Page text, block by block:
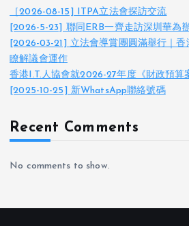
［2026-08-15] ITPA立法會探訪交流
[2026-5-23] 聯同ERB一齊走訪深圳華為
[2026-03-21] 立法會導賞團圓滿舉行｜香
瞭解議會運作
香港I.T.人協會就2026-27年度《財政預算
[2025-10-25] 新WhatsApp聯絡號碼
Recent Comments
No comments to show.